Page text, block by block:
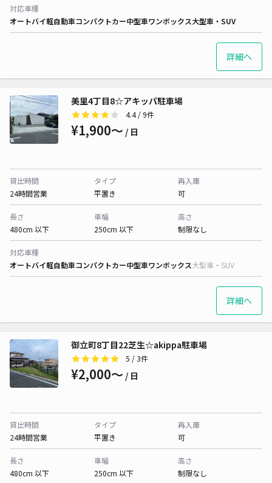
対応車種
オートバイ軽自動車コンパクトカー中型車ワンボックス大型車・SUV
詳細へ
美里4丁目8☆アキッパ駐車場
4.4/ 9件
¥1,900〜 / 日
貸出時間
24時間営業
タイプ
平置き
再入庫
可
長さ
480cm 以下
車幅
250cm 以下
高さ
制限なし
対応車種
オートバイ軽自動車コンパクトカー中型車ワンボックス大型車・SUV
詳細へ
御立町8丁目22芝生☆akippa駐車場
5 / 3件
¥2,000〜 / 日
貸出時間
24時間営業
タイプ
平置き
再入庫
可
長さ
480cm 以下
車幅
250cm 以下
高さ
制限なし